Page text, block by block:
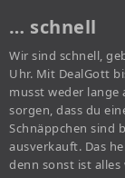
… schnell
Wir sind schnell,
Uhr. Mit DealGott
musst weder lange
sorgen, dass du
Schnäppchen sind
ausverkauft. Das
denn sonst ist alles